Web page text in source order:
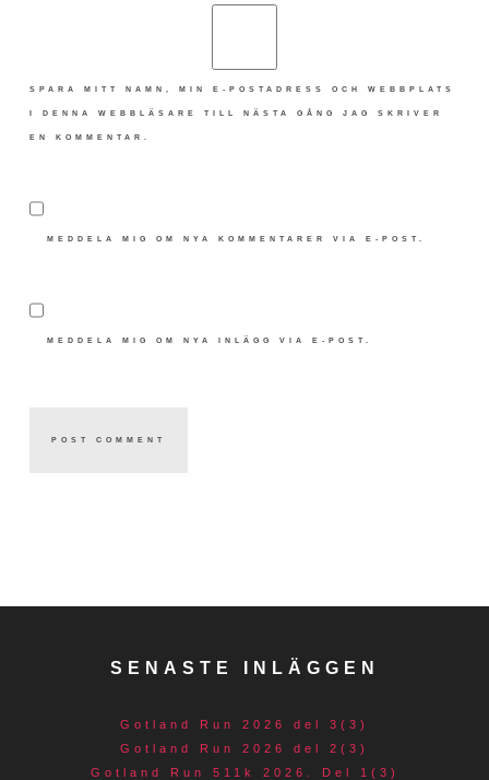
SPARA MITT NAMN, MIN E-POSTADRESS OCH WEBBPLATS
I DENNA WEBBLÄSARE TILL NÄSTA GÅNG JAG SKRIVER
EN KOMMENTAR.
MEDDELA MIG OM NYA KOMMENTARER VIA E-POST.
MEDDELA MIG OM NYA INLÄGG VIA E-POST.
SENASTE INLÄGGEN
Gotland Run 2026 del 3(3)
Gotland Run 2026 del 2(3)
Gotland Run 511k 2026. Del 1(3)